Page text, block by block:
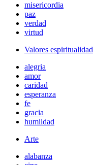
misericordia
paz
verdad
virtud
Valores espiritualidad
alegria
amor
caridad
esperanza
fe
gracia
humildad
Arte
alabanza